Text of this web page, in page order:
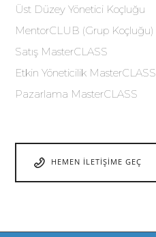
Üst Düzey Yönetici Koçluğu
MentorCLUB (Grup Koçluğu)
Satış MasterCLASS
Etkin Yöneticilik MasterCLASS
Pazarlama MasterCLASS
HEMEN İLETIŞIME GEÇ